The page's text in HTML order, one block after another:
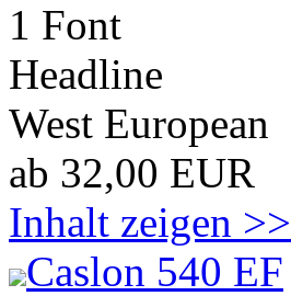
1 Font
Headline
West European
ab 32,00 EUR
Inhalt zeigen >>
Caslon 540 EF